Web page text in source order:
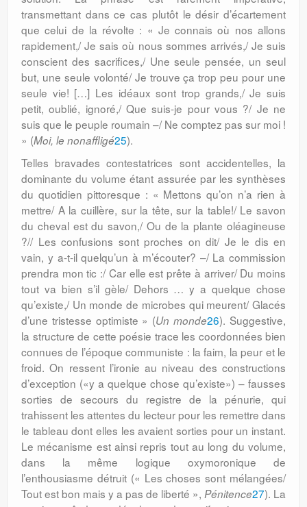
transmettant dans ce cas plutôt le désir d’écartement
que celui de la révolte : « Je connais où nos allons
rapidement,/ Je sais où nous sommes arrivés,/ Je suis
conscient des sacrifices,/ Une seule pensée, un seul
but, une seule volonté/ Je trouve ça trop peu pour une
seule vie! […] Les idéaux sont trop grands,/ Je suis
petit, oublié, ignoré,/ Que suis-je pour vous ?/ Je ne
suis que le peuple roumain –/ Ne comptez pas sur moi !
» (Moi, le nonaffligé25).
Telles bravades contestatrices sont accidentelles, la
dominante du volume étant assurée par les synthèses
du quotidien pittoresque : « Mettons qu’on n’a rien à
mettre/ A la cuillère, sur la tête, sur la table!/ Le savon
du cheval est du savon,/ Ou de la plante oléagineuse
?// Les confusions sont proches on dit/ Je le dis en
vain, y a-t-il quelqu’un à m’écouter? –/ La commission
prendra mon tic :/ Car elle est prête à arriver/ Du moins
tout va bien s’il gèle/ Dehors … y a quelque chose
qu’existe,/ Un monde de microbes qui meurent/ Glacés
d’une tristesse optimiste » (Un monde26). Suggestive,
la structure de cette poésie trace les coordonnées bien
connues de l’époque communiste : la faim, la peur et le
froid. On ressent l’ironie au niveau des constructions
d’exception («y a quelque chose qu’existe») – fausses
sorties de secours du registre de la pénurie, qui
trahissent les attentes du lecteur pour les remettre dans
le tableau dont elles les avaient sorties pour un instant.
Le mécanisme est ainsi repris tout au long du volume,
dans la même logique oxymoronique de
l’enthousiasme détruit (« Les choses sont mélangées/
Tout est bon mais y a pas de liberté », Pénitence27). La